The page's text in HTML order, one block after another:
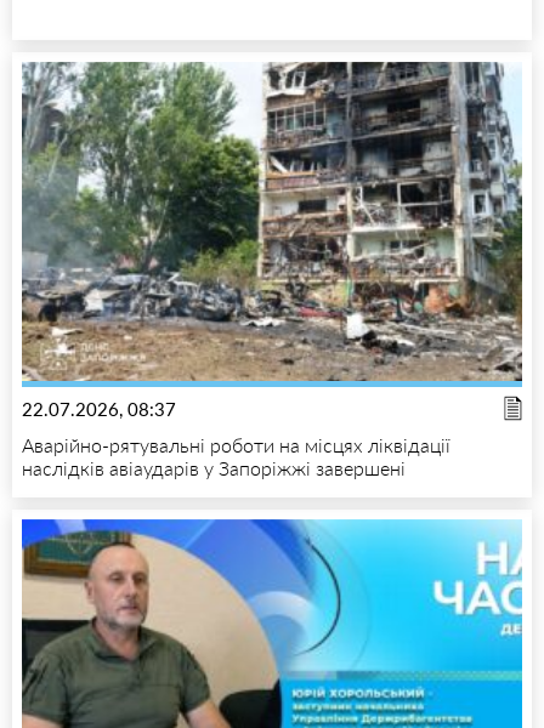
22.07.2026, 08:37
Аварійно-рятувальні роботи на місцях ліквідації
наслідків авіаударів у Запоріжжі завершені